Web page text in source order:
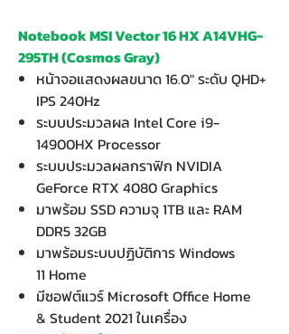
Notebook MSI Vector 16 HX A14VHG-
295TH (Cosmos Gray)
หน้าจอแสดงผลขนาด 16.0" ระดับ QHD+
IPS 240Hz
ระบบประมวลผล Intel Core i9-
14900HX Processor
ระบบประมวลผลกราฟิก NVIDIA
GeForce RTX 4080 Graphics
มาพร้อม SSD ความจุ 1TB และ RAM
DDR5 32GB
มาพร้อมระบบปฏิบัติการ Windows
11 Home
มีซอฟต์แวร์ Microsoft Office Home
& Student 2021 ในเครื่อง